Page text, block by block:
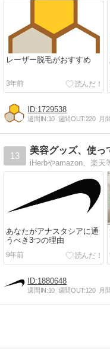
レーザー脱毛がおすすめ
3年前
1729538
週間IN:10 週間OUT:220 月
13
美容グッズ、使っ
あなたがアナスタシアに通
うべき3つの理由
9年前
1880648
週間IN:10 週間OUT:120 月